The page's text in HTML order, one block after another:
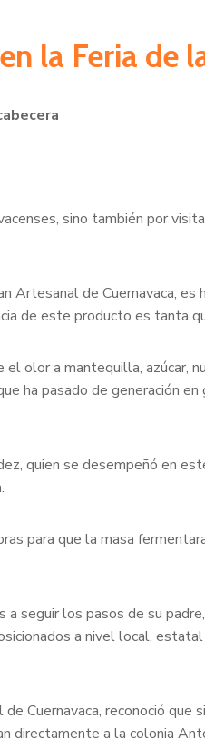
la Feria de
sino también por
de Cuernavaca,
de este producto es tanta
olor a mantequilla,
ha pasado de generación
quien se desempeñó en
para que la masa
los pasos de su
a nivel local,
Cuernavaca, reconoció
directamente a la colonia